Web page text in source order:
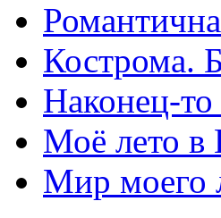
Кострома.
Наконец-то
Моё лето в
Мир моего